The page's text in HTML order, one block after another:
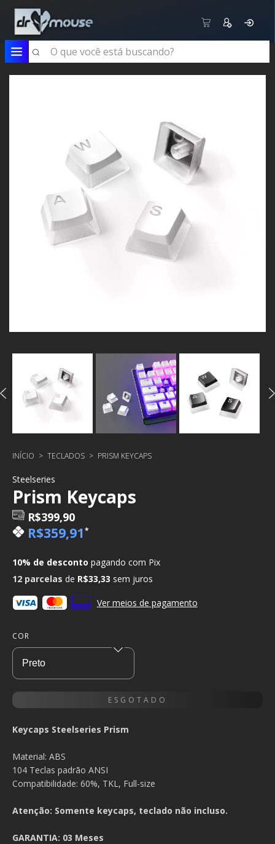
INÍCIO > TECLADOS > PRISM KEYCAPS
Steelseries
Prism Keycaps
R$399,90
R$359,91*
10% de desconto pagando com Pix
12 parcelas de R$33,33 sem juros
Ver meios de pagamento
COR
Keycaps Steelseries Prism
Material: ABS
104 Teclas padrão ANSI
Compatibilidade: 60%, TKL, Full-size
Atenção: Somente keycaps, teclado não incluso.
GARANTIA: 03 Meses